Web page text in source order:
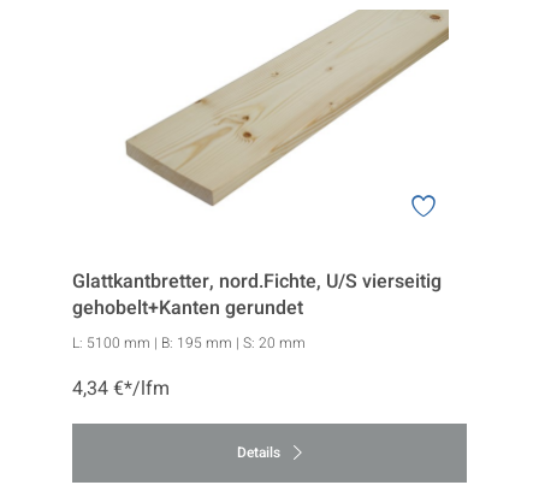
Glattkantbretter, nord.Fichte, U/S vierseitig
gehobelt+Kanten gerundet
L: 5100 mm | B: 195 mm | S: 20 mm
4,34 €*/lfm
Details